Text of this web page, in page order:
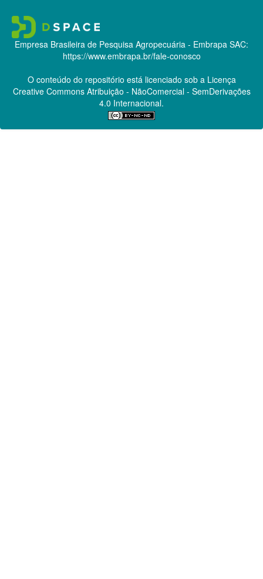
Empresa Brasileira de Pesquisa Agropecuária - Embrapa SAC:
https://www.embrapa.br/fale-conosco
O conteúdo do repositório está licenciado sob a Licença
Creative CommonsAtribuição - NãoComercial - SemDerivações
4.0 Internacional.